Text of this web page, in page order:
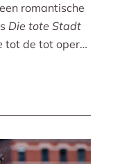
romantische
Die tote Stadt
tot de tot opera
Orkest en